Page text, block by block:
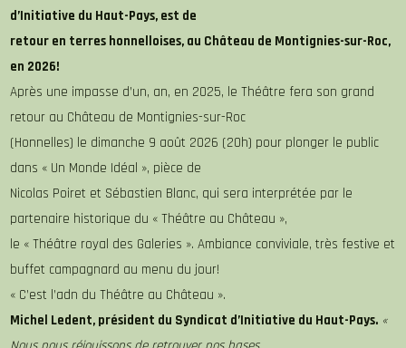
d’Initiative du Haut-Pays, est de
retour en terres honnelloises, au Château de Montignies-sur-Roc,
en 2026!
Après une impasse d’un, an, en 2025, le Théâtre fera son grand
retour au Château de Montignies-sur-Roc
(Honnelles) le dimanche 9 août 2026 (20h) pour plonger le public
dans « Un Monde Idéal », pièce de
Nicolas Poiret et Sébastien Blanc, qui sera interprétée par le
partenaire historique du « Théâtre au Château »,
le « Théâtre royal des Galeries ». Ambiance conviviale, très festive et
buffet campagnard au menu du jour!
« C’est l’adn du Théâtre au Château ».
Michel Ledent, président du Syndicat d’Initiative du Haut-Pays. «